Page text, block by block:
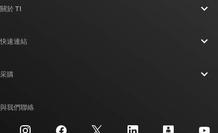
關於 TI
快速連結
交互參考搜索
客戶支援中心
采購
與我們聯絡